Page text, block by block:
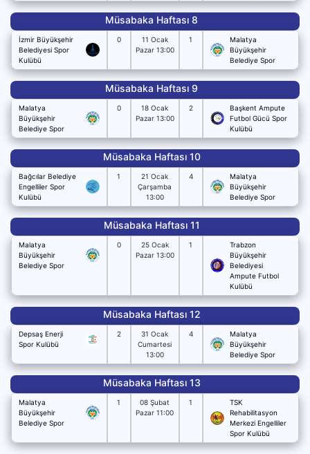
Müsabaka Haftası 8
İzmir Büyükşehir
Belediyesi Spor
Kulübü
0
11 Ocak
Pazar 13:00
1
Malatya
Büyükşehir
Belediye Spor
Müsabaka Haftası 9
Malatya
Büyükşehir
Belediye Spor
0
18 Ocak
Pazar 13:00
2
Başkent Ampute
Futbol Gücü Spor
Kulübü
Müsabaka Haftası 10
Bağcılar Belediye
Engelliler Spor
Kulübü
1
21 Ocak
Çarşamba
13:00
4
Malatya
Büyükşehir
Belediye Spor
Müsabaka Haftası 11
Malatya
Büyükşehir
Belediye Spor
0
25 Ocak
Pazar 13:00
1
Trabzon
Büyükşehir
Belediyesi
Ampute Futbol
Kulübü
Müsabaka Haftası 12
Depsaş Enerji
Spor Kulübü
2
31 Ocak
Cumartesi
13:00
4
Malatya
Büyükşehir
Belediye Spor
Müsabaka Haftası 13
Malatya
Büyükşehir
Belediye Spor
1
08 Şubat
Pazar 11:00
1
TSK
Rehabilitasyon
Merkezi Engelliler
Spor Kulübü